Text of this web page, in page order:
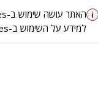
i האתר עושה שימוש ב-cookies כדי לספק לך חוויית גלישה טובה יותר, וכן למטרות סטטיסטיקה, אפיון ושיווק.
למידע על השימוש ב-cookies ועל מדיניות הפרטיות המעודכנת,